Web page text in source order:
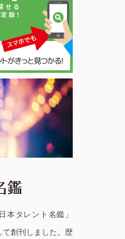
本タレント名鑑」
創刊しました。歴